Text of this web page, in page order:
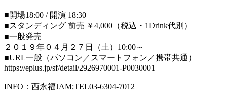
■開場18:00 / 開演 18:30
■スタンディング 前売 ￥4,000 （税込・ 1Drink代別）
■一般発売
２０１９年０４月２７日（土） 10:00～
■URL一般（パソコン／スマートフォン／携帯共通）
https://eplus.jp/sf/detail/2926970001-P0030001
INFO ：西永福JAM;TEL03-6304-7012